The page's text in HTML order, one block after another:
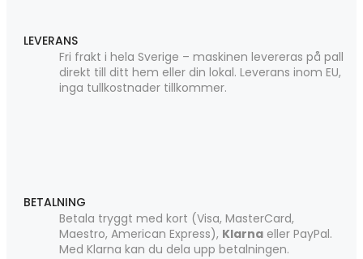
LEVERANS
Fri frakt i hela Sverige – maskinen levereras på pall
direkt till ditt hem eller din lokal. Leverans inom EU,
inga tullkostnader tillkommer.
BETALNING
Betala tryggt med kort (Visa, MasterCard,
Maestro, American Express), Klarna eller PayPal.
Med Klarna kan du dela upp betalningen.